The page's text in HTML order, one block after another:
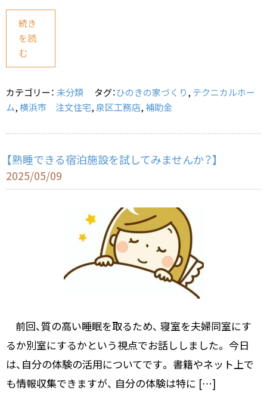
a
c
e
b
o
o
k
n m
続き
を読
む
カテゴリー： 未分類 タグ：ひのきの家づくり, テクニカルホー
ム,横浜市 注文住宅,泉区工務店,補助金
【熟睡できる宿泊施設を試してみませんか？】
2025/05/09
前回、質の高い睡眠を取るため、 寝室を夫婦同室にす
るか別室にするかという視点でお話ししました。 今日
は、自分の体験の活用についてです。 書籍やネット上で
も情報収集できますが、 自分の体験は特に […]